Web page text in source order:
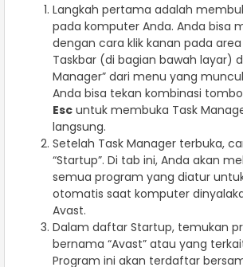
Langkah pertama adalah
pada komputer Anda. Anda bisa
dengan cara klik kanan pada
Taskbar (di bagian bawah layar)
Manager” dari menu yang
Anda bisa tekan kombinasi
Esc untuk membuka Task
langsung.
Setelah Task Manager terbuka,
“Startup”. Di tab ini, Anda akan
semua program yang diatur
otomatis saat komputer
Avast.
Dalam daftar Startup, temukan
bernama “Avast” atau yang
Program ini akan terdaftar